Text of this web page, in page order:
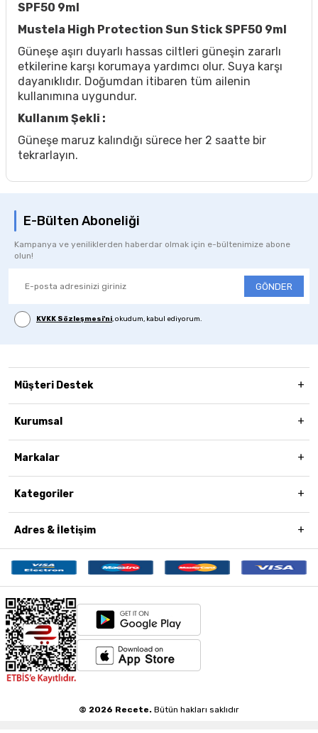
SPF50 9ml
Mustela High Protection Sun Stick SPF50 9ml
Güneşe aşırı duyarlı hassas ciltleri güneşin zararlı
etkilerine karşı korumaya yardımcı olur. Suya karşı
dayanıklıdır. Doğumdan itibaren tüm ailenin
kullanımına uygundur.
Kullanım Şekli :
Güneşe maruz kalındığı sürece her 2 saatte bir
tekrarlayın.
E-Bülten Aboneliği
Kampanya ve yeniliklerden haberdar olmak için e-bültenimize abone
olun!
GÖNDER
KVKK Sözleşmesi'ni, okudum, kabul ediyorum.
Müşteri Destek
Kurumsal
Markalar
Kategoriler
Adres & İletişim
© 2026 Recete. Bütün hakları saklıdır